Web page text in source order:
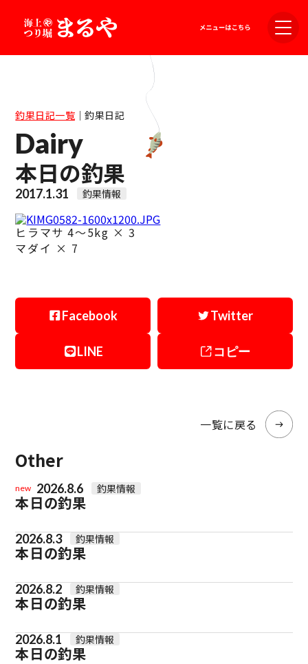
釣果日記一覧｜釣果日記
Dairy
本日の釣果
2017.1.31 釣果情報
ヒラマサ 4～5kg × 3
マダイ × 7
Facebook Twitter
LINE コピー
一覧に戻る
Other
new 2026.8.6 釣果情報
本日の釣果
2026.8.3 釣果情報
本日の釣果
2026.8.2 釣果情報
本日の釣果
2026.8.1 釣果情報
本日の釣果